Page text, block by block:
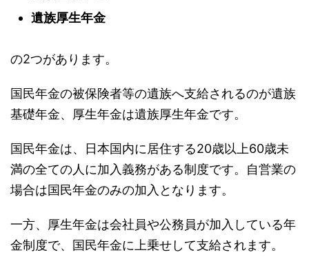
遺族厚生年金
の2つがあります。
国民年金の被保険者等の遺族へ支給されるのが遺族
基礎年金、厚生年金は遺族厚生年金です。
国民年金は、日本国内に居住する20歳以上60歳未
満の全ての人に加入義務がある制度です。自営業の
場合は国民年金のみの加入となります。
一方、厚生年金は会社員や公務員が加入している年
金制度で、国民年金に上乗せして支給されます。